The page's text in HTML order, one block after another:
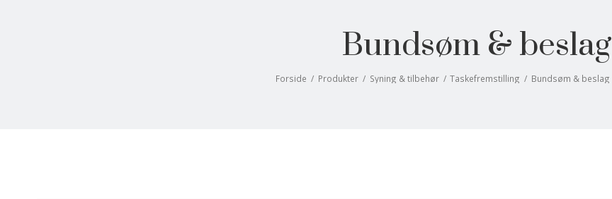
Bundsøm & beslag
Forside / Produkter / Syning & tilbehør / Taskefremstilling / Bundsøm & beslag